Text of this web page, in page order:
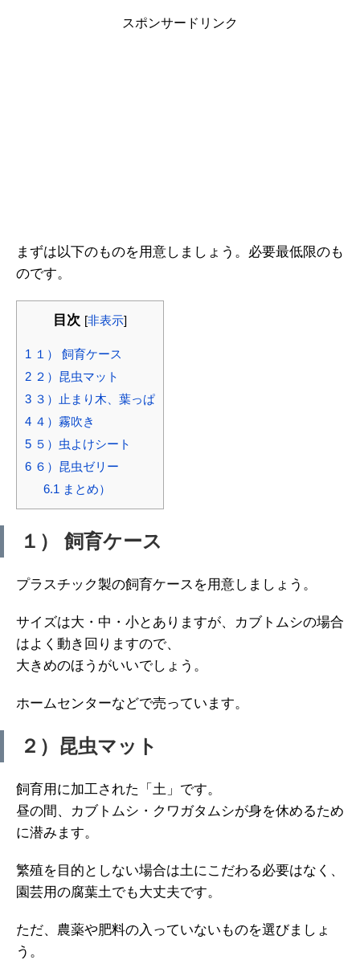
スポンサードリンク
まずは以下のものを用意しましょう。必要最低限のも
のです。
目次 [非表示]
1 １） 飼育ケース
2 ２）昆虫マット
3 ３）止まり木、葉っぱ
4 ４）霧吹き
5 ５）虫よけシート
6 ６）昆虫ゼリー
6.1 まとめ）
１） 飼育ケース
プラスチック製の飼育ケースを用意しましょう。
サイズは大・中・小とありますが、カブトムシの場合
はよく動き回りますので、
大きめのほうがいいでしょう。
ホームセンターなどで売っています。
２）昆虫マット
飼育用に加工された「土」です。
昼の間、カブトムシ・クワガタムシが身を休めるため
に潜みます。
繁殖を目的としない場合は土にこだわる必要はなく、
園芸用の腐葉土でも大丈夫です。
ただ、農薬や肥料の入っていないものを選びましょ
う。